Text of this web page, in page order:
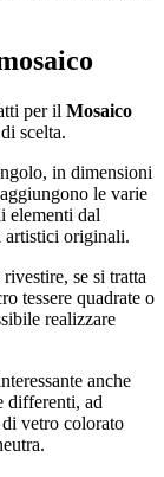
per il Mosaico
scelta.
in dimensioni
le varie
elementi dal
artistici originali.
se si tratta
tessere quadrate o
realizzare
anche
differenti, ad
vetro colorato